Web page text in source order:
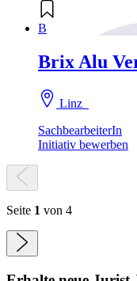
B
Brix Alu
Linz
SachbearbeiterIn
Initiativ bewerben
Seite 1 von 4